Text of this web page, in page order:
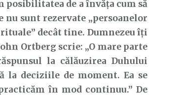
de a învăța cum să
sunt rezervate „persoanelor
decât tine. Dumnezeu îți
Ortberg scrie: „O mare parte
la călăuzirea Duhului
la deciziile de moment. Ea se
în mod continuu.” De